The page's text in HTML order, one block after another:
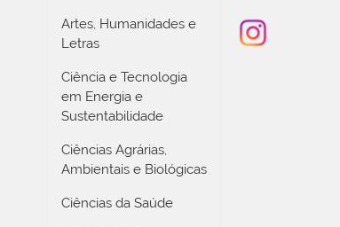
Artes, Humanidades e
Letras
Ciência e Tecnologia
em Energia e
Sustentabilidade
Ciências Agrárias,
Ambientais e Biológicas
Ciências da Saúde